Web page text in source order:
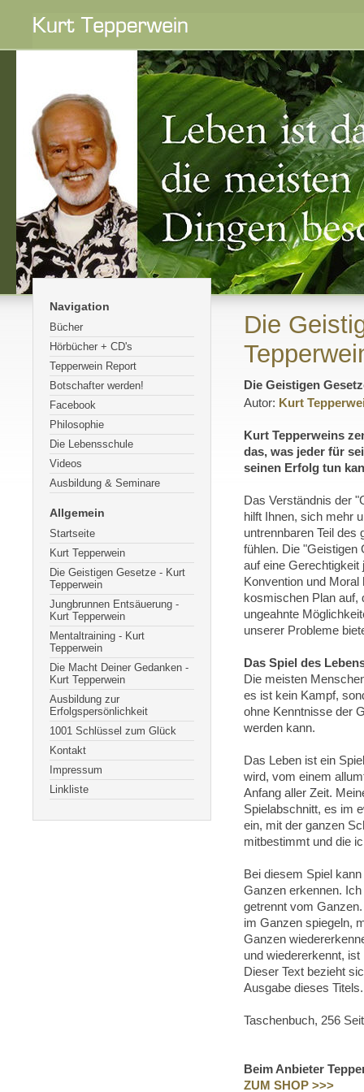
Navigation
Bücher
Hörbücher + CD's
Tepperwein Report
Botschafter werden!
Facebook
Philosophie
Die Lebensschule
Videos
Ausbildung & Seminare
Allgemein
Startseite
Kurt Tepperwein
Die Geistigen Gesetze - Kurt
Tepperwein
Jungbrunnen Entsäuerung -
Kurt Tepperwein
Mentaltraining - Kurt
Tepperwein
Die Macht Deiner Gedanken -
Kurt Tepperwein
Ausbildung zur
Erfolgspersönlichkeit
1001 Schlüssel zum Glück
Kontakt
Impressum
Linkliste
Die
Die Geistigen
Autor: Kurt
Kurt Tepperweins
das, was jeder für
seinen Erfolg tun
Das Verständnis der
hilft Ihnen, sich mehr
untrennbaren Teil des
fühlen. Die "Geistigen
auf eine Gerechtigkeit
Konvention und Moral
kosmischen Plan auf,
ungeahnte
unserer Probleme
Das Spiel des
Die meisten
es ist kein Kampf,
ohne Kenntnisse der
werden kann.
Das Leben ist ein
wird, vom einem
Anfang aller Zeit.
Spielabschnitt, es im
ein, mit der ganzen
mitbestimmt und die
Bei diesem Spiel
Ganzen erkennen.
getrennt vom
im Ganzen spiegeln,
Ganzen
und wiedererkennt,
Dieser Text bezieht
Ausgabe dieses Titels.
Taschenbuch, 256
Beim Anbieter
ZUM SHOP >>>